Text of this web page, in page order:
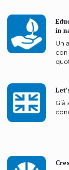
in
Un
con
Già